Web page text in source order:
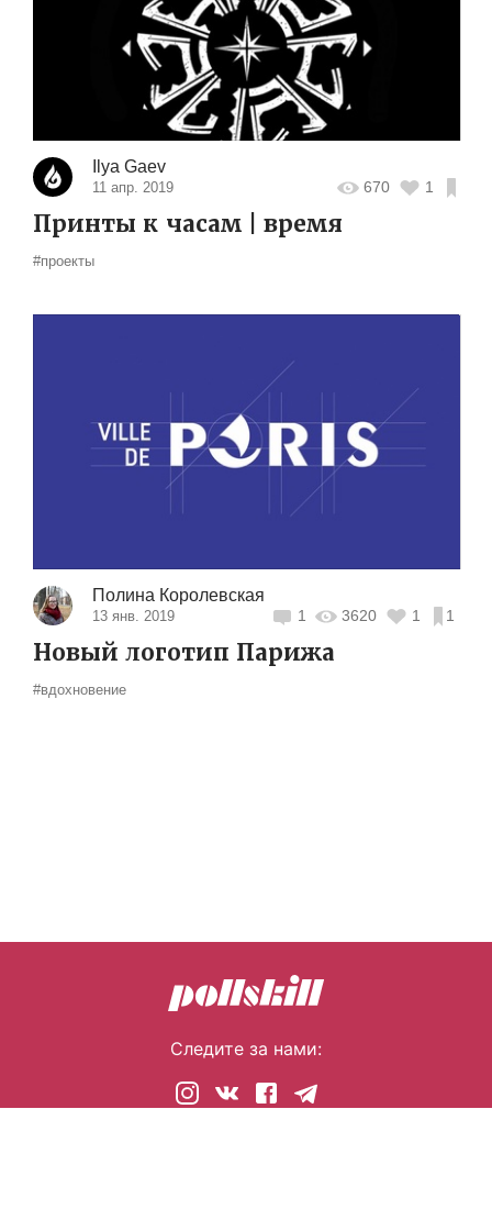
Ilya Gaev
11 апр. 2019 670 1
Принты к часам | время
#проекты
Полина Королевская
13 янв. 2019 1 3620 1 1
Новый логотип Парижа
#вдохновение
Следите за нами: